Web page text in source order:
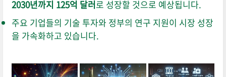
2030년까지 125억 달러로 성장할 것으로 예상됩니다.
주요 기업들의 기술 투자와 정부의 연구 지원이 시장 성장
을 가속화하고 있습니다.